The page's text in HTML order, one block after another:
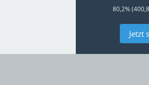
80,2%
Jetzt